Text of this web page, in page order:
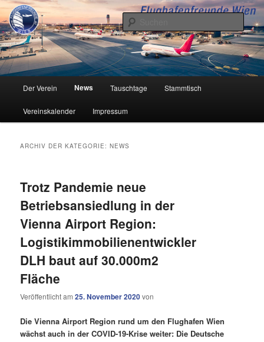
Zum
Inhalt
wechseln
Zum
sekundären
Inhalt
wechselnFlughafenfreunde Wien
Der Verein News Tauschtage Stammtisch
Vereinskalender Impressum
ARCHIV DER KATEGORIE:NEWS
Trotz Pandemie neue
Betriebsansiedlung in der
Vienna Airport Region:
Logistikimmobilienentwickler
DLH baut auf 30.000m2
Fläche
Veröffentlicht am25. November 2020von
Die Vienna Airport Region rund um den Flughafen Wien
wächst auch in der COVID-19-Krise weiter: Die Deutsche